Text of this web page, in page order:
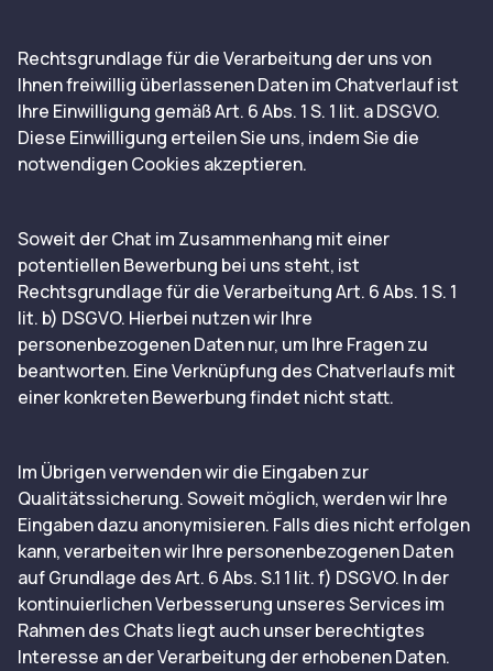
Rechtsgrundlage für die Verarbeitung der uns von
Ihnen freiwillig überlassenen Daten im Chatverlauf ist
Ihre Einwilligung gemäß Art. 6 Abs. 1 S. 1 lit. a DSGVO.
Diese Einwilligung erteilen Sie uns, indem Sie die
notwendigen Cookies akzeptieren.
Soweit der Chat im Zusammenhang mit einer
potentiellen Bewerbung bei uns steht, ist
Rechtsgrundlage für die Verarbeitung Art. 6 Abs. 1 S. 1
lit. b) DSGVO. Hierbei nutzen wir Ihre
personenbezogenen Daten nur, um Ihre Fragen zu
beantworten. Eine Verknüpfung des Chatverlaufs mit
einer konkreten Bewerbung findet nicht statt.
Im Übrigen verwenden wir die Eingaben zur
Qualitätssicherung. Soweit möglich, werden wir Ihre
Eingaben dazu anonymisieren. Falls dies nicht erfolgen
kann, verarbeiten wir Ihre personenbezogenen Daten
auf Grundlage des Art. 6 Abs. S.1 1 lit. f) DSGVO. In der
kontinuierlichen Verbesserung unseres Services im
Rahmen des Chats liegt auch unser berechtigtes
Interesse an der Verarbeitung der erhobenen Daten.